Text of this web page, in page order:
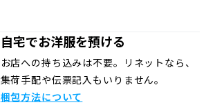
自宅でお洋服を預ける
お店への持ち込みは不要。リネットなら、
集荷手配や伝票記入もいりません。
梱包方法について